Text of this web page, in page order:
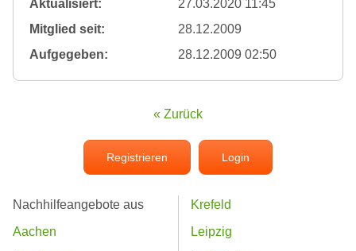
Aktualisiert:
27.03.2020 11:45
Mitglied seit:
28.12.2009
Aufgegeben:
28.12.2009 02:50
« Zurück
Registrieren Login
Nachhilfeangebote aus
Aachen
Krefeld
Leipzig